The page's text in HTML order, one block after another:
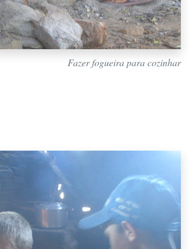
Fazer fogueira para cozinhar